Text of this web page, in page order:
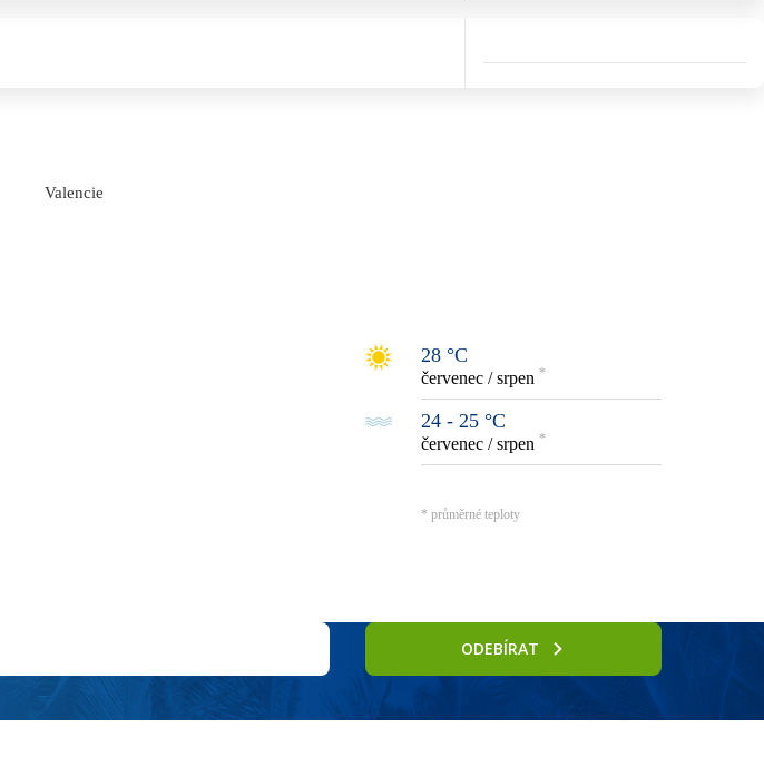
Valencie
28 °C
červenec / srpen *
24 - 25 °C
červenec / srpen *
* průměrné teploty
ODEBÍRAT